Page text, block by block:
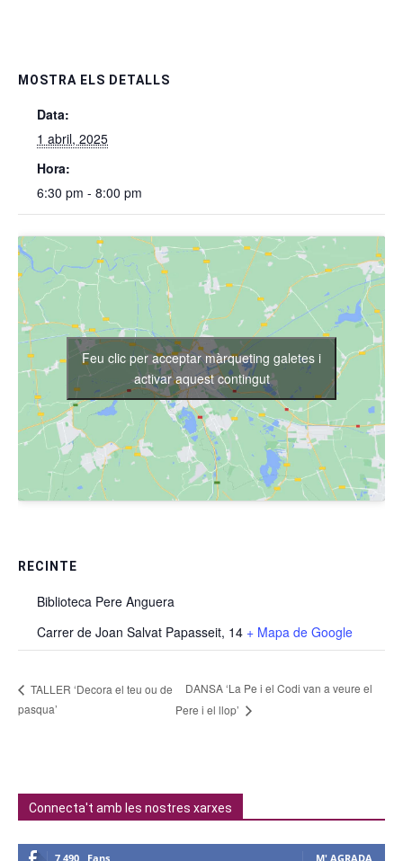
MOSTRA ELS DETALLS
Data:
1 abril, 2025
Hora:
6:30 pm - 8:00 pm
RECINTE
Biblioteca Pere Anguera
Carrer de Joan Salvat Papasseit, 14 + Mapa de Google
Feu clic per acceptar màrqueting galetes i
activar aquest contingut
TALLER ‘Decora el teu ou de
pasqua’
DANSA ‘La Pe i el Codi van a veure el
Pere i el llop’
Connecta't amb les nostres xarxes
7,490 Fans M' AGRADA